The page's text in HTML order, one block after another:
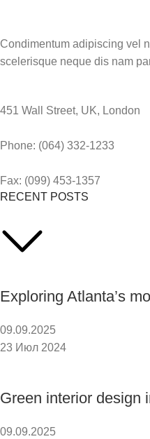
Condimentum adipiscing vel
scelerisque neque dis nam
451 Wall Street, UK, London
Phone: (064) 332-1233
Fax: (099) 453-1357
RECENT POSTS
Exploring Atlanta’s
09.09.2025
23 Июл 2024
Green interior design
09.09.2025